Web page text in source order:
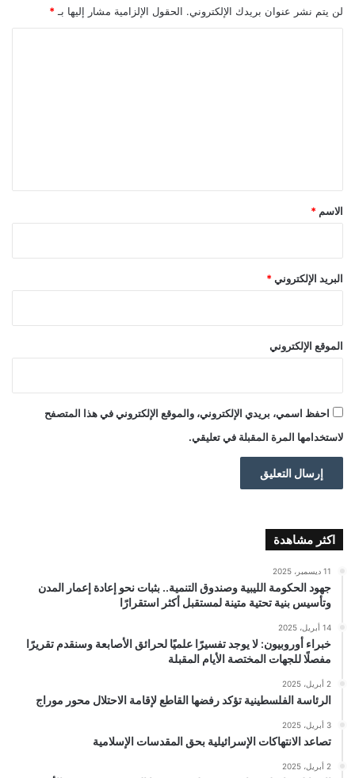
لن يتم نشر عنوان بريدك الإلكتروني. الحقول الإلزامية مشار إليها بـ *
*
الاسم *
البريد الإلكتروني *
الموقع الإلكتروني
احفظ اسمي، بريدي الإلكتروني، والموقع الإلكتروني في هذا المتصفح
لاستخدامها المرة المقبلة في تعليقي.
اكثر مشاهدة
11 ديسمبر، 2025
جهود الحكومة الليبية وصندوق التنمية.. بثبات نحو إعادة إعمار المدن
وتأسيس بنية تحتية متينة لمستقبل أكثر استقرارًا
14 أبريل، 2025
خبراء أوروبيون: لا يوجد تفسيرًا علميًا لحرائق الأصابعة وسنقدم تقريرًا
مفصلًا للجهات المختصة الأيام المقبلة
2 أبريل، 2025
الرئاسة الفلسطينية تؤكد رفضها القاطع لإقامة الاحتلال محور موراج
3 أبريل، 2025
تصاعد الانتهاكات الإسرائيلية بحق المقدسات الإسلامية
2 أبريل، 2025